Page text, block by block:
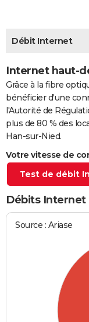
GUIDES D'ACHAT
CARTE DE VOEUX
Carte de Noël
Carte Bonne année
Carte Saint-Valentin
Carte Pâques
Carte d'anniversaire
DICTIONNAIRE
Biographies
Expressions
PROGRAMME TV
COPAINS D'AVANT
S'inscrire
Se connecter
Lycées
Collèges
Primaires
Universités
Entreprises
Service militaire
Avis de recherche
AVIS DE DÉCÈS
FORUM
Bricolage
Lifestyle
Culture
Sport
Auto
Television
Voyage
Cinema
Débit Internet
Internet haut-
Grâce à la fibre
bénéficier d'une
l'Autorité de
plus de 80 % des
Han-sur-Nied.
Votre vitesse de
Test de débit
Débits Internet
Source : Ariase